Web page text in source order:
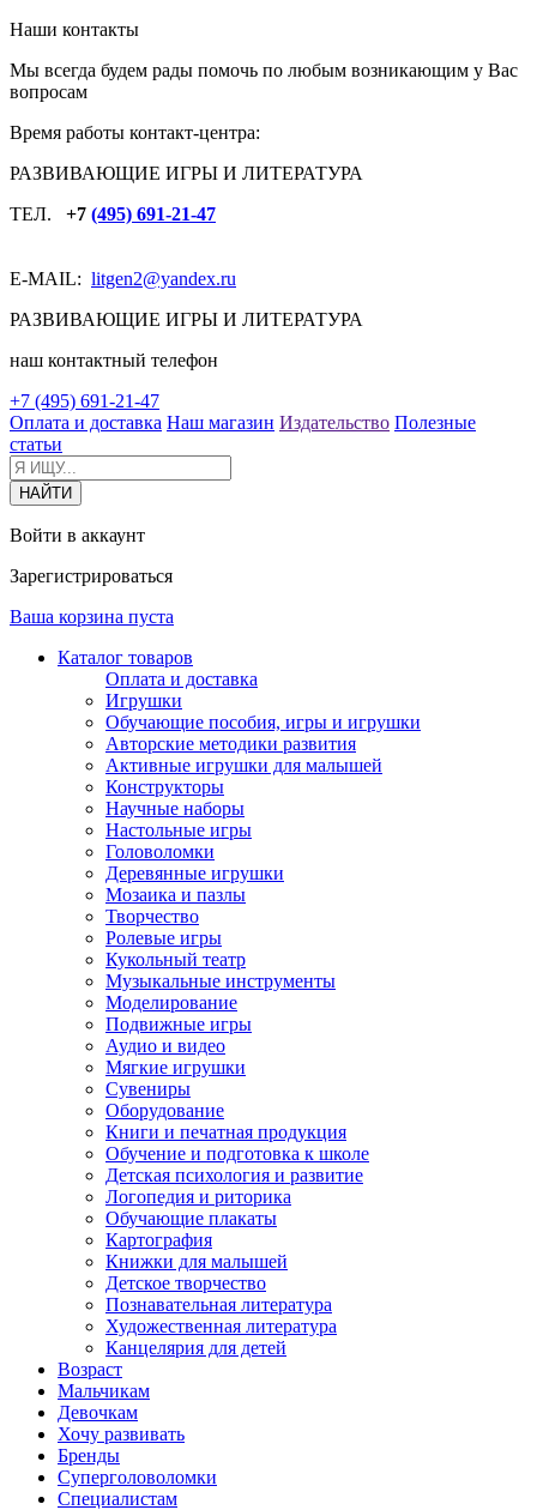
Наши контакты
Мы всегда будем рады помочь по любым возникающим у Вас
вопросам
Время работы контакт-центра:
РАЗВИВАЮЩИЕ ИГРЫ И ЛИТЕРАТУРА
ТЕЛ. +7 (495) 691-21-47
E-MAIL: litgen2@yandex.ru
РАЗВИВАЮЩИЕ ИГРЫ И ЛИТЕРАТУРА
наш контактный телефон
+7 (495) 691-21-47
Оплата и доставка Наш магазин Издательство Полезные
статьи
Войти в аккаунт
Зарегистрироваться
Ваша корзина пуста
Каталог товаров
Оплата и доставка
Игрушки
Обучающие пособия, игры и игрушки
Авторские методики развития
Активные игрушки для малышей
Конструкторы
Научные наборы
Настольные игры
Головоломки
Деревянные игрушки
Мозаика и пазлы
Творчество
Ролевые игры
Кукольный театр
Музыкальные инструменты
Моделирование
Подвижные игры
Аудио и видео
Мягкие игрушки
Сувениры
Оборудование
Книги и печатная продукция
Обучение и подготовка к школе
Детская психология и развитие
Логопедия и риторика
Обучающие плакаты
Картография
Книжки для малышей
Детское творчество
Познавательная литература
Художественная литература
Канцелярия для детей
Возраст
Мальчикам
Девочкам
Хочу развивать
Бренды
Суперголоволомки
Специалистам